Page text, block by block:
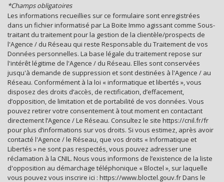
Lycée
Bibliothèque
Gare ferroviaire
Bureau de poste
Mairie
statistiques
Nombre d'habitants
35 798
Propriétaires (vs. locataires)
39,30 %
Taxe habitation
11,99 %
*Champs obligatoires
Les informations recueillies sur ce formulaire sont enregistrées
dans un fichier informatisé par La Boite Immo agissant comme Sous-
traitant du traitement pour la gestion de la clientèle/prospects de
l'Agence / du Réseau qui reste Responsable du Traitement de vos
Données personnelles. La base légale du traitement repose sur
l'intérêt légitime de l'Agence / du Réseau. Elles sont conservées
jusqu'à demande de suppression et sont destinées à l'Agence / au
Réseau. Conformément à la loi « informatique et libertés », vous
disposez des droits d’accès, de rectification, d’effacement,
d’opposition, de limitation et de portabilité de vos données. Vous
pouvez retirer votre consentement à tout moment en contactant
directement l’Agence / Le Réseau. Consultez le site https://cnil.fr/fr
pour plus d’informations sur vos droits. Si vous estimez, après avoir
contacté l'Agence / le Réseau, que vos droits « Informatique et
Libertés » ne sont pas respectés, vous pouvez adresser une
réclamation à la CNIL. Nous vous informons de l’existence de la liste
d'opposition au démarchage téléphonique « Bloctel », sur laquelle
vous pouvez vous inscrire ici : https://www.bloctel.gouv.fr Dans le